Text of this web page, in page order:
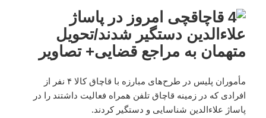
مأموران پلیس در طرح‌های مبارزه با قاچاق کالا ۴ نفر از
افرادی که در زمینه قاچاق تلفن همراه فعالیت داشتند را در
پاساژ علاء‌الدین شناسایی و دستگیر کردند.